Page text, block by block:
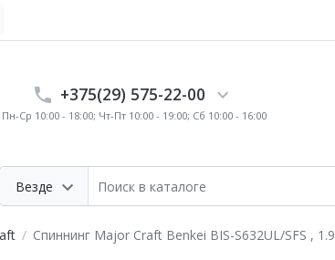
+375(29) 575-22-00
Пн-Ср 10:00 - 18:00; Чт-Пт 10:00 - 19:00; Сб 10:00 - 16:00
Везде
Спиннинг Major Craft Benkei BIS-S632UL/SFS ,